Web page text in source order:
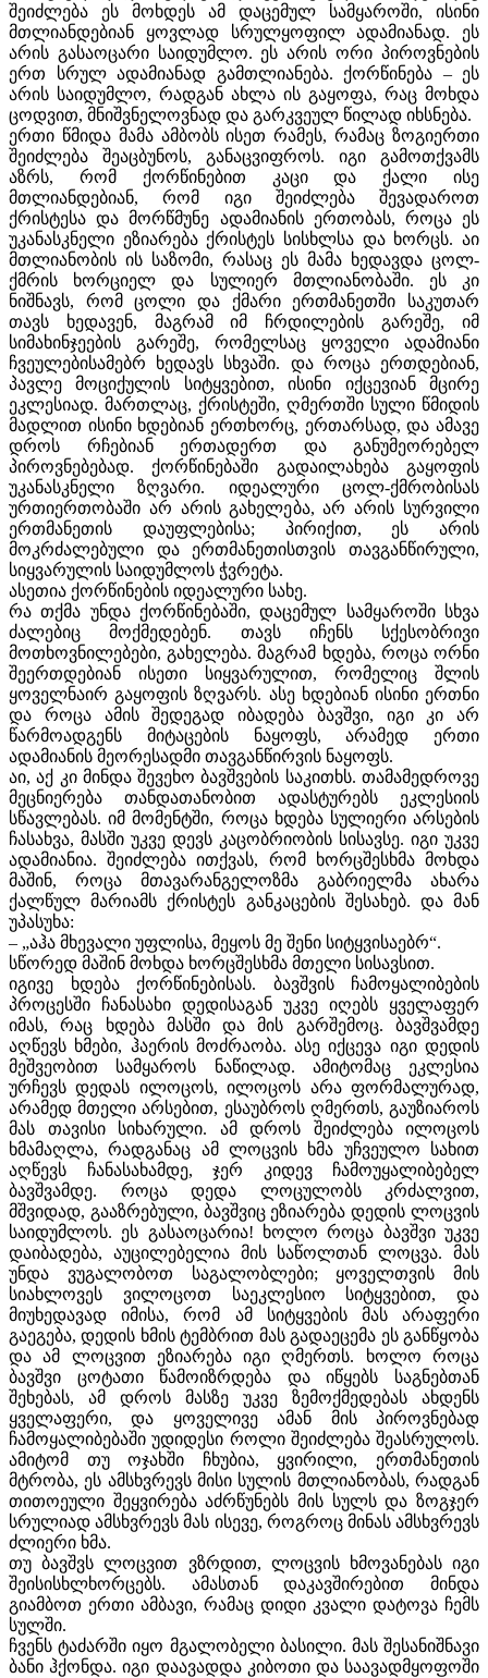
შეიძლება ეს მოხდეს ამ დაცემულ სამყაროში, ისინი
მთლიანდებიან ყოვლად სრულყოფილ ადამიანად. ეს
არის გასაოცარი საიდუმლო. ეს არის ორი პიროვნების
ერთ სრულ ადამიანად გამთლიანება. ქორწინება – ეს
არის საიდუმლო, რადგან ახლა ის გაყოფა, რაც მოხდა
ცოდვით, მნიშვნელოვნად და გარკვეულ წილად იხსნება.
ერთი წმიდა მამა ამბობს ისეთ რამეს, რამაც ზოგიერთი
შეიძლება შეაცბუნოს, განაცვიფროს. იგი გამოთქვამს
აზრს, რომ ქორწინებით კაცი და ქალი ისე
მთლიანდებიან, რომ იგი შეიძლება შევადაროთ
ქრისტესა და მორწმუნე ადამიანის ერთობას, როცა ეს
უკანასკნელი ეზიარება ქრისტეს სისხლსა და ხორცს. აი
მთლიანობის ის საზომი, რასაც ეს მამა ხედავდა ცოლ-
ქმრის ხორციელ და სულიერ მთლიანობაში. ეს კი
ნიშნავს, რომ ცოლი და ქმარი ერთმანეთში საკუთარ
თავს ხედავენ, მაგრამ იმ ჩრდილების გარეშე, იმ
სიმახინჯეების გარეშე, რომელსაც ყოველი ადამიანი
ჩვეულებისამებრ ხედავს სხვაში. და როცა ერთდებიან,
პავლე მოციქულის სიტყვებით, ისინი იქცევიან მცირე
ეკლესიად. მართლაც, ქრისტეში, ღმერთში სული წმიდის
მადლით ისინი ხდებიან ერთხორც, ერთარსად, და ამავე
დროს რჩებიან ერთადერთ და განუმეორებელ
პიროვნებებად. ქორწინებაში გადაილახება გაყოფის
უკანასკნელი ზღვარი. იდეალური ცოლ-ქმრობისას
ურთიერთობაში არ არის გახელება, არ არის სურვილი
ერთმანეთის დაუფლებისა; პირიქით, ეს არის
მოკრძალებული და ერთმანეთისთვის თავგანწირული,
სიყვარულის საიდუმლოს ჭვრეტა.
ასეთია ქორწინების იდეალური სახე.
რა თქმა უნდა ქორწინებაში, დაცემულ სამყაროში სხვა
ძალებიც მოქმედებენ. თავს იჩენს სქესობრივი
მოთხოვნილებები, გახელება. მაგრამ ხდება, როცა ორნი
შეერთდებიან ისეთი სიყვარულით, რომელიც შლის
ყოველნაირ გაყოფის ზღვარს. ასე ხდებიან ისინი ერთნი
და როცა ამის შედეგად იბადება ბავშვი, იგი კი არ
წარმოადგენს მიტაცების ნაყოფს, არამედ ერთი
ადამიანის მეორესადმი თავგანწირვის ნაყოფს.
აი, აქ კი მინდა შევეხო ბავშვების საკითხს. თამამედროვე
მეცნიერება თანდათანობით ადასტურებს ეკლესიის
სწავლებას. იმ მომენტში, როცა ხდება სულიერი არსების
ჩასახვა, მასში უკვე დევს კაცობრიობის სისავსე. იგი უკვე
ადამიანია. შეიძლება ითქვას, რომ ხორცშესხმა მოხდა
მაშინ, როცა მთავარანგელოზმა გაბრიელმა ახარა
ქალწულ მარიამს ქრისტეს განკაცების შესახებ. და მან
უპასუხა:
– „აჰა მხევალი უფლისა, მეყოს მე შენი სიტყვისაებრ“.
სწორედ მაშინ მოხდა ხორცშესხმა მთელი სისავსით.
იგივე ხდება ქორწინებისას. ბავშვის ჩამოყალიბების
პროცესში ჩანასახი დედისაგან უკვე იღებს ყველაფერ
იმას, რაც ხდება მასში და მის გარშემოც. ბავშვამდე
აღწევს ხმები, ჰაერის მოძრაობა. ასე იქცევა იგი დედის
მეშვეობით სამყაროს ნაწილად. ამიტომაც ეკლესია
ურჩევს დედას ილოცოს, ილოცოს არა ფორმალურად,
არამედ მთელი არსებით, ესაუბროს ღმერთს, გაუზიაროს
მას თავისი სიხარული. ამ დროს შეიძლება ილოცოს
ხმამაღლა, რადგანაც ამ ლოცვის ხმა უჩვეულო სახით
აღწევს ჩანასახამდე, ჯერ კიდევ ჩამოუყალიბებელ
ბავშვამდე. როცა დედა ლოცულობს კრძალვით,
მშვიდად, გააზრებული, ბავშვიც ეზიარება დედის ლოცვის
საიდუმლოს. ეს გასაოცარია! ხოლო როცა ბავშვი უკვე
დაიბადება, აუცილებელია მის საწოლთან ლოცვა. მას
უნდა ვუგალობოთ საგალობლები; ყოველთვის მის
სიახლოვეს ვილოცოთ საეკლესიო სიტყვებით, და
მიუხედავად იმისა, რომ ამ სიტყვების მას არაფერი
გაეგება, დედის ხმის ტემბრით მას გადაეცემა ეს განწყობა
და ამ ლოცვით ეზიარება იგი ღმერთს. ხოლო როცა
ბავშვი ცოტათი წამოიზრდება და იწყებს საგნებთან
შეხებას, ამ დროს მასზე უკვე ზემოქმედებას ახდენს
ყველაფერი, და ყოველივე ამან მის პიროვნებად
ჩამოყალიბებაში უდიდესი როლი შეიძლება შეასრულოს.
ამიტომ თუ ოჯახში ჩხუბია, ყვირილი, ერთმანეთის
მტრობა, ეს ამსხვრევს მისი სულის მთლიანობას, რადგან
თითოეული შეყვირება აძრწუნებს მის სულს და ზოგჯერ
სრულიად ამსხვრევს მას ისევე, როგროც მინას ამსხვრევს
ძლიერი ხმა.
თუ ბავშვს ლოცვით ვზრდით, ლოცვის ხმოვანებას იგი
შეისისხლხორცებს. ამასთან დაკავშირებით მინდა
გიამბოთ ერთი ამბავი, რამაც დიდი კვალი დატოვა ჩემს
სულში.
ჩვენს ტაძარში იყო მგალობელი ბასილი. მას შესანიშნავი
ბანი ჰქონდა. იგი დაავადდა კიბოთი და საავადმყოფოში